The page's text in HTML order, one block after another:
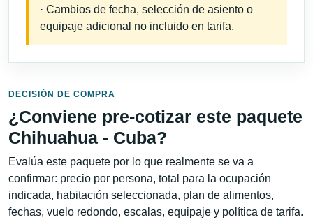
· Cambios de fecha, selección de asiento o
equipaje adicional no incluido en tarifa.
DECISIÓN DE COMPRA
¿Conviene pre-cotizar este paquete
Chihuahua - Cuba?
Evalúa este paquete por lo que realmente se va a
confirmar: precio por persona, total para la ocupación
indicada, habitación seleccionada, plan de alimentos,
fechas, vuelo redondo, escalas, equipaje y política de tarifa.